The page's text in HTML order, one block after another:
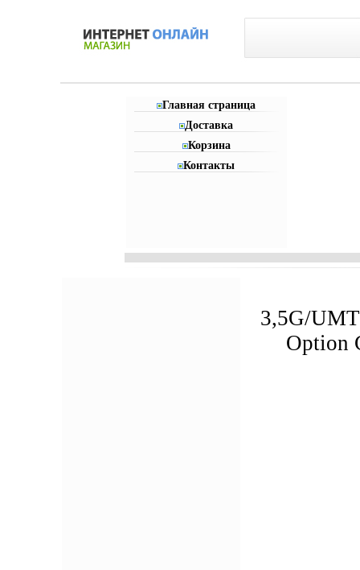
Главная страница
Доставка
Корзина
Контакты
3,5G/
Option